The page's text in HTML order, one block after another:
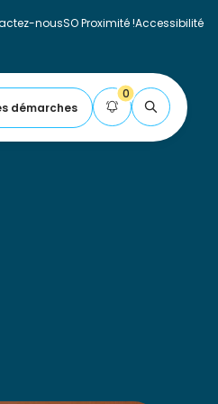
nousSO Proximité !Accessibilité
démarches
0